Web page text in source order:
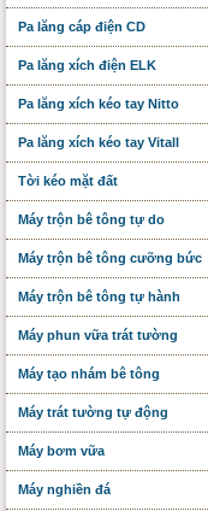
Pa lăng cáp điện CD
Pa lăng xích điện ELK
Pa lăng xích kéo tay Nitto
Pa lăng xích kéo tay Vitall
Tời kéo mặt đất
Máy trộn bê tông tự do
Máy trộn bê tông cưỡng bức
Máy trộn bê tông tự hành
Máy phun vữa trát tường
Máy tạo nhám bê tông
Máy trát tường tự động
Máy bơm vữa
Máy nghiền đá